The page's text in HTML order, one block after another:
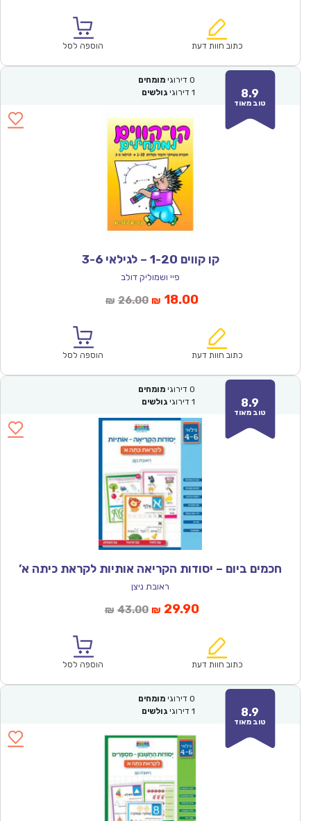
₪43.00.
הוא:
כתוב חוות דעת הוספה לסל
8.9
טוב מאוד
0 דירוגי מומחים
1 דירוגי גולשים
קו קווים 1-20 – לגילאי 3-6
פיי ושמוליק דולב
₪ 26.00המחיר
₪26.00.
₪ 18.00המחיר
הוא:
כתוב חוות דעת הוספה לסל
8.9
טוב מאוד
0 דירוגי מומחים
1 דירוגי גולשים
חכמים ביום – יסודות הקריאה אותיות לקראת כיתה א’
ראובת ניצן
₪ 43.00המחיר
₪43.00.
₪ 29.90המחיר
הוא:
כתוב חוות דעת הוספה לסל
8.9
טוב מאוד
0 דירוגי מומחים
1 דירוגי גולשים